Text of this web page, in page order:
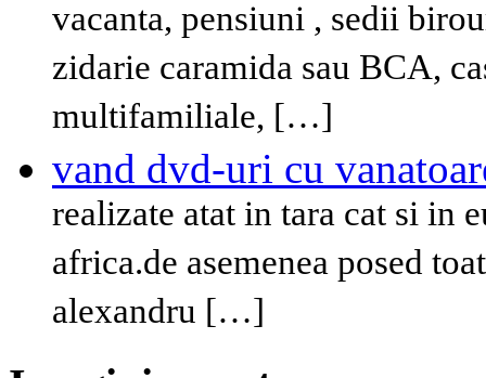
vacanta, pensiuni , sedii
zidarie caramida sau BCA,
multifamiliale, […]
vand dvd-uri cu
realizate atat in tara cat si in
africa.de asemenea posed
alexandru […]